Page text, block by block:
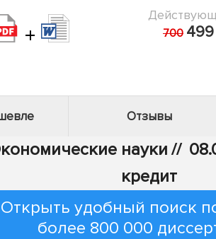
+ 700
Отзывы
науки //
кредит
Открыть удобный поиск
более 800 000